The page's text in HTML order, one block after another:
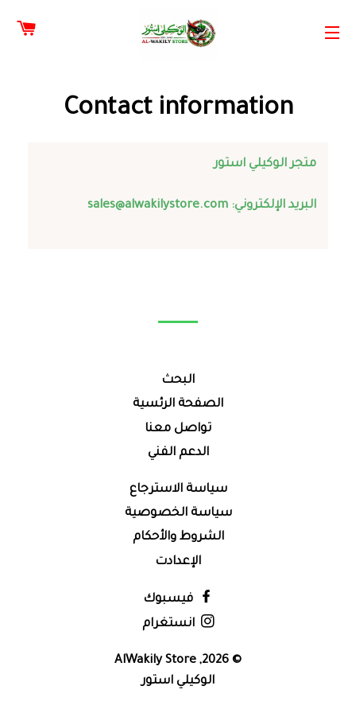
Contact information
البحث
الصفحة الرئسية
تواصل معنا
الدعم الفني
سياسة الاسترجاع
سياسة الخصوصية
الشروط والأحكام
الإعدادت
فيسبوك
انستغرام
© 2026,
AlWakily Store
الوكيلي استور